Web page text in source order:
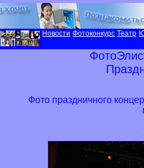
Новости Фотоконкурс Театр
Фото праздничного